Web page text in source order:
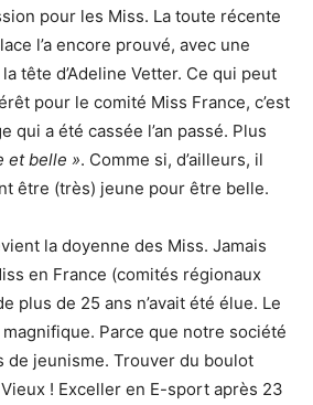
pour les Miss. La toute récente
l’a encore prouvé, avec une
tête d’Adeline Vetter. Ce qui peut
pour le comité Miss France, c’est
qui a été cassée l’an passé. Plus
et belle ». Comme si, d’ailleurs, il
être (très) jeune pour être belle.
la doyenne des Miss. Jamais
en France (comités régionaux
plus de 25 ans n’avait été élue. Le
Parce que notre société
de jeunisme. Trouver du boulot
! Exceller en E-sport après 23